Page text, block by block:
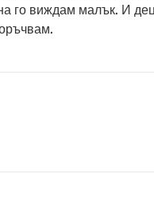
го виждам малък. И